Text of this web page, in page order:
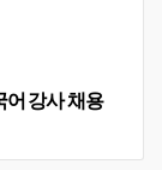
어 강사 채용